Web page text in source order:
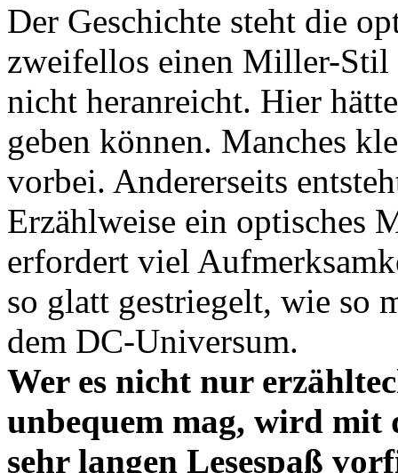
Der Geschichte steht die
zweifellos einen Miller-Stil
nicht heranreicht. Hier
geben können. Manches
vorbei. Andererseits
Erzählweise ein optisches
erfordert viel
so glatt gestriegelt, wie so
dem DC-Universum.
Wer es nicht nur
unbequem mag, wird mit
sehr langen Lesespaß